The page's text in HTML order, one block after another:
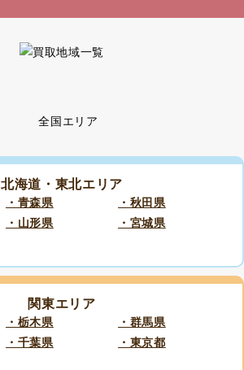
北海道・東北エリア
・青森県
・秋田県
・山形県
・宮城県
関東エリア
・栃木県
・群馬県
・千葉県
・東京都